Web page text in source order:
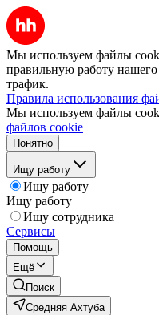
Мы используем файлы
правильную работу нашего
трафик.
Правила использования
Мы используем файлы
файлов cookie
Понятно
Ищу работу
Ищу работу
Ищу работу
Ищу сотрудника
Сервисы
Помощь
Ещё
Поиск
Средняя Ахтуба